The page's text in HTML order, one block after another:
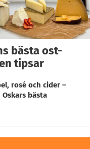
bästa ost-
tipsar
rosé och cider –
bästa